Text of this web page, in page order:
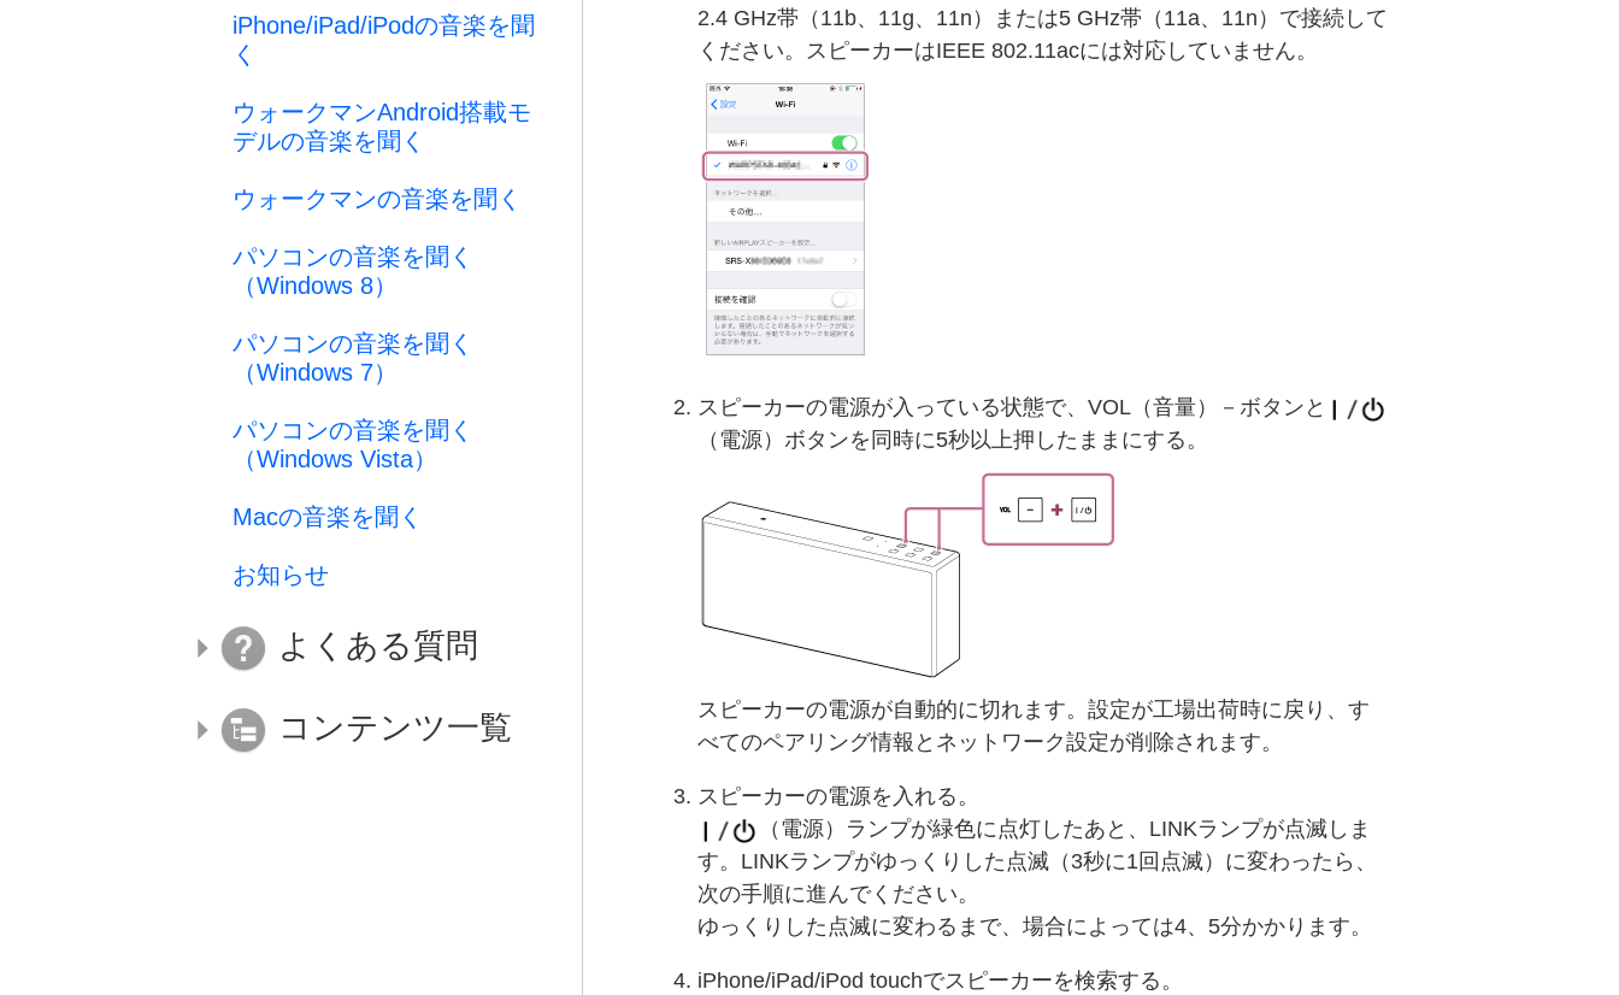
2.4 GHz帯（11b、11g、11n）または5 GHz帯（11a、11n）で接続して
ください。スピーカーはIEEE 802.11acには対応していません。
スピーカーの電源が入っている状態で、VOL（音量）－ボタンと
（電源）ボタンを同時に5秒以上押したままにする。
スピーカーの電源が自動的に切れます。設定が工場出荷時に戻り、す
べてのペアリング情報とネットワーク設定が削除されます。
スピーカーの電源を入れる。
（電源）ランプが緑色に点灯したあと、LINKランプが点滅しま
す。LINKランプがゆっくりした点滅（3秒に1回点滅）に変わったら、
次の手順に進んでください。
ゆっくりした点滅に変わるまで、場合によっては4、5分かかります。
iPhone/iPad/iPod touchでスピーカーを検索する。
iPhone/iPad/iPodの音楽を聞
く
ウォークマンAndroid搭載モ
デルの音楽を聞く
ウォークマンの音楽を聞く
パソコンの音楽を聞く
（Windows 8）
パソコンの音楽を聞く
（Windows 7）
パソコンの音楽を聞く
（Windows Vista）
Macの音楽を聞く
お知らせ
よくある質問
コンテンツ一覧